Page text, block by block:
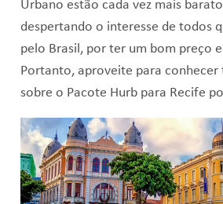
Urbano estão cada vez mais
despertando o interesse de todos
pelo Brasil, por ter um bom preço
Portanto, aproveite para conhecer
sobre o Pacote Hurb para Recife